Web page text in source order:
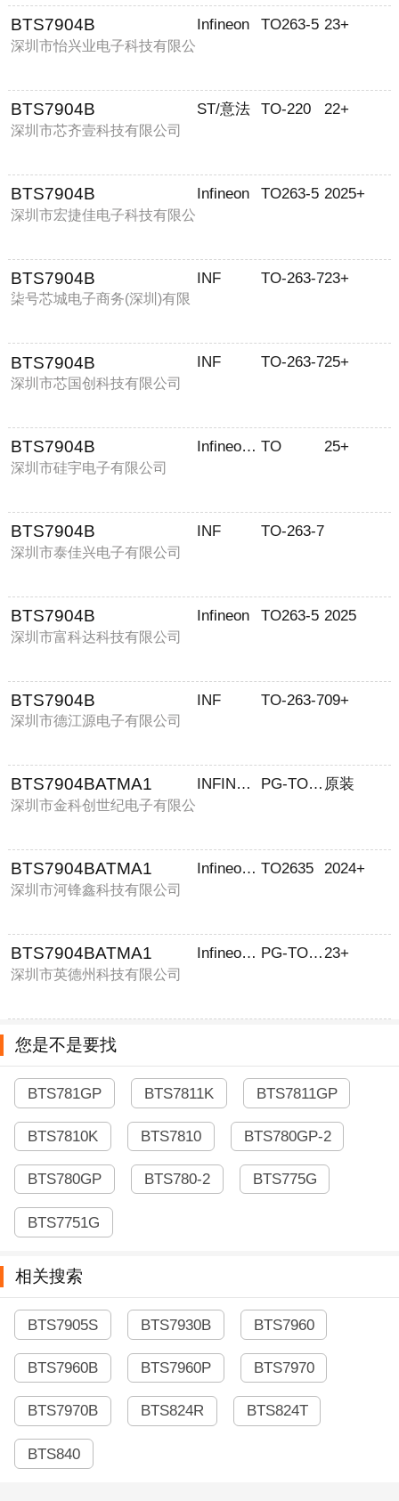
BTS7904B
深圳市怡兴业电子科技有限公
Infineon TO263-5 23+
BTS7904B
深圳市芯齐壹科技有限公司
ST/意法 TO-220 22+
BTS7904B
深圳市宏捷佳电子科技有限公
Infineon TO263-5 2025+
BTS7904B
柒号芯城电子商务(深圳)有限
INF TO-263-723+
BTS7904B
深圳市芯国创科技有限公司
INF TO-263-725+
BTS7904B
深圳市硅宇电子有限公司
Infineon(英飞凌) TO 25+
BTS7904B
深圳市泰佳兴电子有限公司
INF TO-263-7
BTS7904B
深圳市富科达科技有限公司
Infineon TO263-5 2025
BTS7904B
深圳市德江源电子有限公司
INF TO-263-709+
BTS7904BATMA1
深圳市金科创世纪电子有限公
INFINEON PG-TO263-5-1 原装
BTS7904BATMA1
深圳市河锋鑫科技有限公司
Infineon Technologies TO2635 2024+
BTS7904BATMA1
深圳市英德州科技有限公司
Infineon Technologies PG-TO263-5-123+
您是不是要找
BTS781GP BTS7811K BTS7811GP
BTS7810K BTS7810 BTS780GP-2
BTS780GP BTS780-2 BTS775G
BTS7751G
相关搜索
BTS7905S BTS7930B BTS7960
BTS7960B BTS7960P BTS7970
BTS7970B BTS824R BTS824T
BTS840